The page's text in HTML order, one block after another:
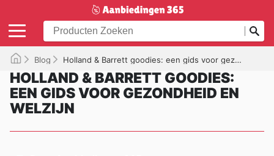
Blog Holland & Barrett goodies: een gids voor gezondheid en welzijn
HOLLAND & BARRETT GOODIES:
EEN GIDS VOOR GEZONDHEID EN
WELZIJN